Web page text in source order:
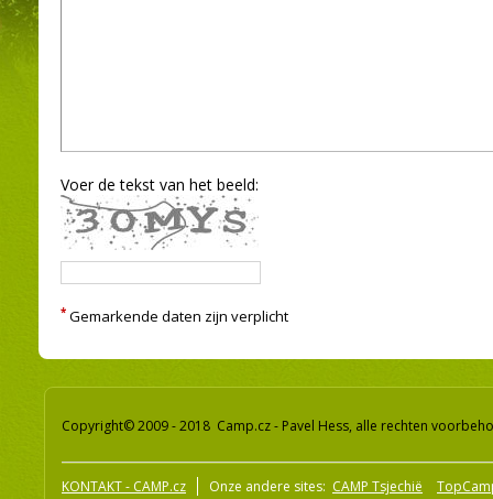
Voer de tekst van het beeld:
* Gemarkende daten zijn verplicht
Copyright© 2009 - 2018 Camp.cz - Pavel Hess, alle rechten
KONTAKT - CAMP.cz Onze andere sites: CAMP Tsjechië